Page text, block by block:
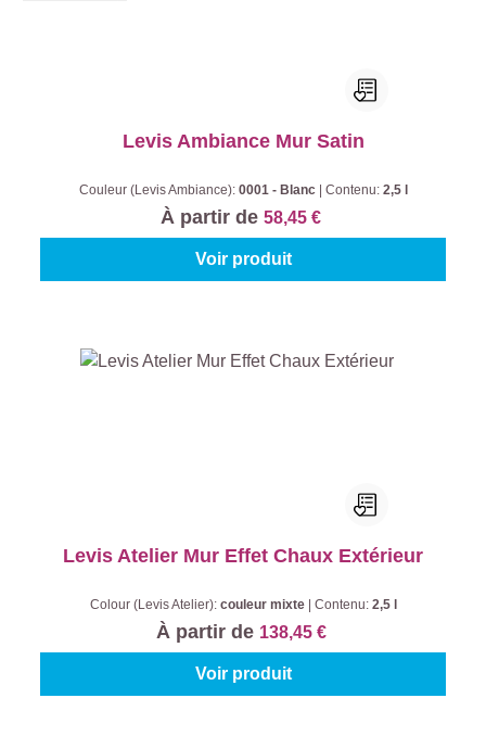
Levis Ambiance Mur Satin
Couleur (Levis Ambiance): 0001 - Blanc Contenu: 2,5 l
À partir de 58,45 €
Voir produit
Levis Atelier Mur Effet Chaux Extérieur
Colour (Levis Atelier): couleur mixte Contenu: 2,5 l
À partir de 138,45 €
Voir produit